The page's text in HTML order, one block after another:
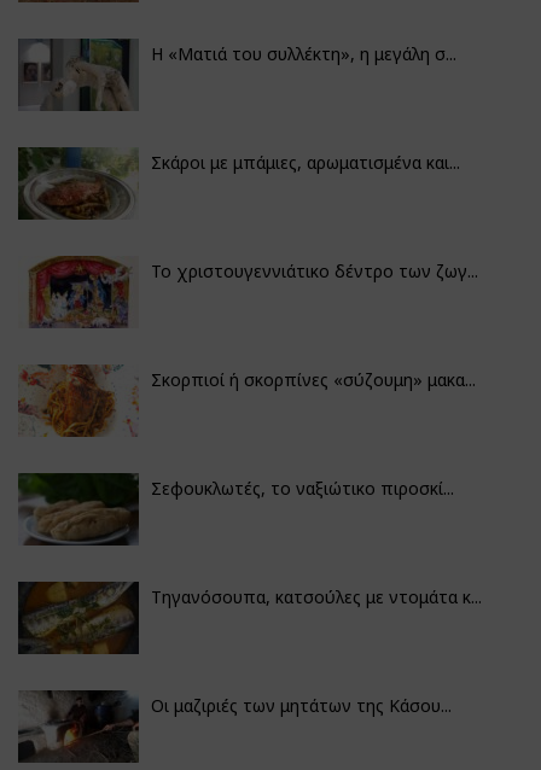
H «Ματιά του συλλέκτη», η μεγάλη σ...
Σκάροι με μπάμιες, αρωματισμένα και...
Το χριστουγεννιάτικο δέντρο των ζωγ...
Σκορπιοί ή σκορπίνες «σύζουμη» μακα...
Σεφουκλωτές, το ναξιώτικο πιροσκί...
Τηγανόσουπα, κατσούλες με ντομάτα κ...
Οι μαζιριές των μητάτων της Κάσου...